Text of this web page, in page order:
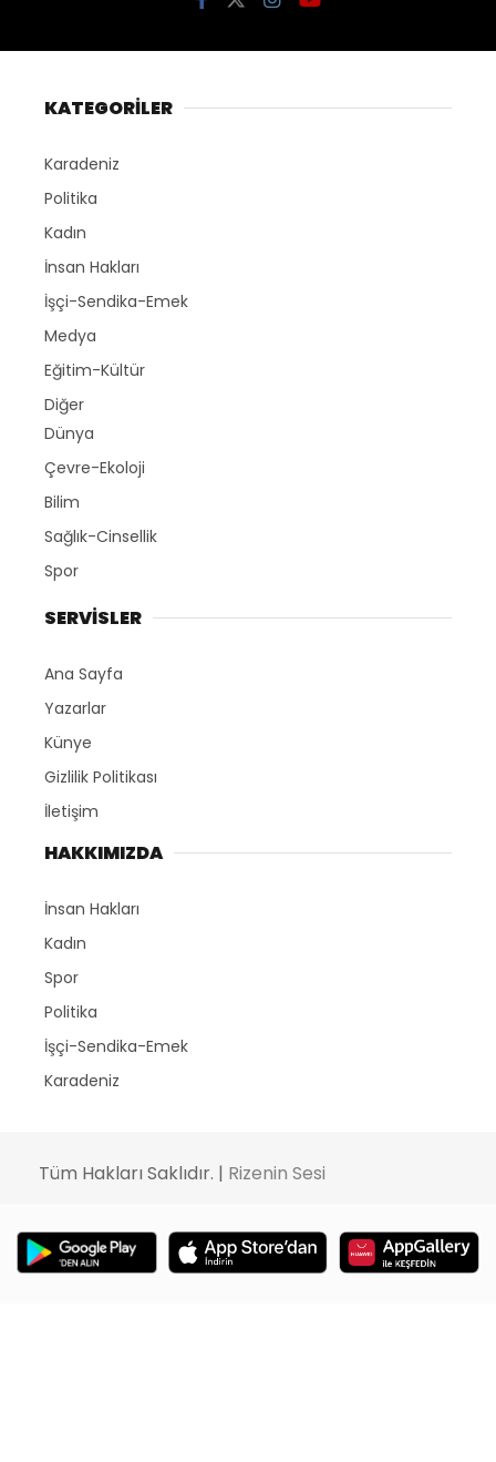
KATEGORİLER
Karadeniz
Politika
Kadın
İnsan Hakları
İşçi-Sendika-Emek
Medya
Eğitim-Kültür
Diğer
Dünya
Çevre-Ekoloji
Bilim
Sağlık-Cinsellik
Spor
SERVİSLER
Ana Sayfa
Yazarlar
Künye
Gizlilik Politikası
İletişim
HAKKIMIZDA
İnsan Hakları
Kadın
Spor
Politika
İşçi-Sendika-Emek
Karadeniz
Tüm Hakları Saklıdır. | Rizenin Sesi